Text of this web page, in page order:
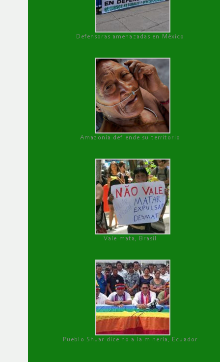
Defensoras amenazadas en México
Amazonía defiende su territorio
Vale mata, Brasil
Pueblo Shuar dice no a la minería, Ecuador